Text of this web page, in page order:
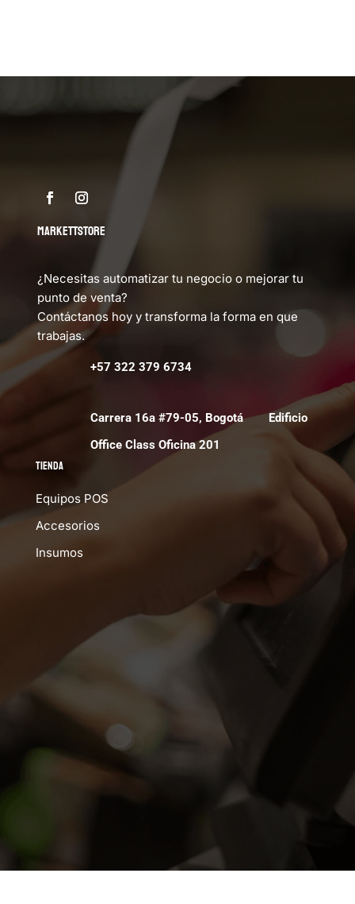
MARKETTSTORE
¿Necesitas automatizar tu negocio o mejorar tu
punto de venta?
Contáctanos hoy y transforma la forma en que
trabajas.
+57 322 379 6734
Carrera 16a #79-05, Bogotá Edificio
Office Class Oficina 201
Tienda
Equipos POS
Accesorios
Insumos